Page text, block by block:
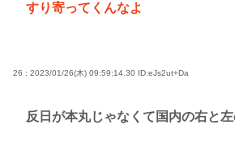
すり寄ってくんなよ
26 : 2023/01/26(木) 09:59:14.30 ID:eJs2ut+Da
反日が本丸じゃなくて国内の右と